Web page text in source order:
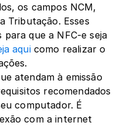
os campos NCM,
Tributação. Esses
para que a NFC-e seja
aqui como realizar o
atendam à emissão
recomendados
computador. É
com a internet